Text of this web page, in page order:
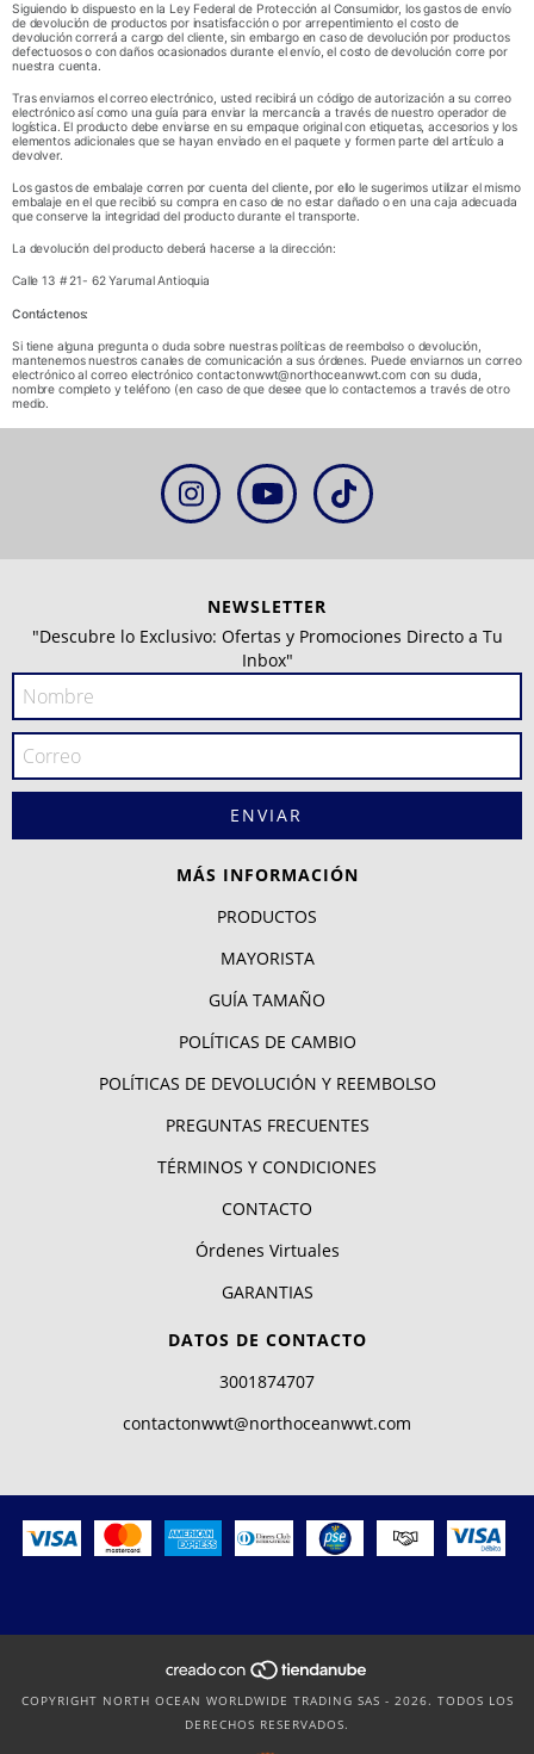
Siguiendo lo dispuesto en la Ley Federal de Protección al Consumidor, los gastos de envío
de devolución de productos por insatisfacción o por arrepentimiento el costo de
devolución correrá a cargo del cliente, sin embargo en caso de devolución por productos
defectuosos o con daños ocasionados durante el envío, el costo de devolución corre por
nuestra cuenta.
Tras enviarnos el correo electrónico, usted recibirá un código de autorización a su correo
electrónico así como una guía para enviar la mercancía a través de nuestro operador de
logística. El producto debe enviarse en su empaque original con etiquetas, accesorios y los
elementos adicionales que se hayan enviado en el paquete y formen parte del artículo a
devolver.
Los gastos de embalaje corren por cuenta del cliente, por ello le sugerimos utilizar el mismo
embalaje en el que recibió su compra en caso de no estar dañado o en una caja adecuada
que conserve la integridad del producto durante el transporte.
La devolución del producto deberá hacerse a la dirección:
Calle 13 # 21- 62 Yarumal Antioquia
Contáctenos:
Si tiene alguna pregunta o duda sobre nuestras políticas de reembolso o devolución,
mantenemos nuestros canales de comunicación a sus órdenes. Puede enviarnos un correo
electrónico al correo electrónicocontactonwwt@northoceanwwt.com con su duda,
nombre completo y teléfono (en caso de que desee que lo contactemos a través de otro
medio.
NEWSLETTER
"Descubre lo Exclusivo: Ofertas y Promociones Directo a Tu
Inbox"
MÁS INFORMACIÓN
PRODUCTOS
MAYORISTA
GUÍA TAMAÑO
POLÍTICAS DE CAMBIO
POLÍTICAS DE DEVOLUCIÓN Y REEMBOLSO
PREGUNTAS FRECUENTES
TÉRMINOS Y CONDICIONES
CONTACTO
Órdenes Virtuales
GARANTIAS
DATOS DE CONTACTO
3001874707
contactonwwt@northoceanwwt.com
COPYRIGHT NORTH OCEAN WORLDWIDE TRADING SAS - 2026. TODOS LOS
DERECHOS RESERVADOS.